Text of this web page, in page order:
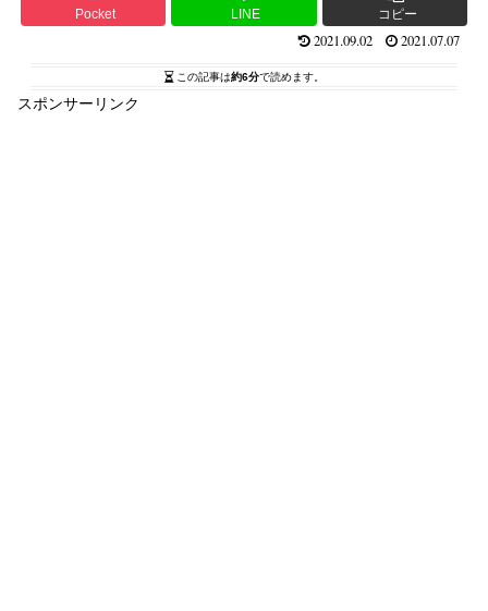
Pocket LINE コピー
2021.09.02 2021.07.07
この記事は約6分で読めます。
スポンサーリンク